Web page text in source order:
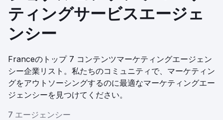
ティングサービスエージェ
ンシー
Franceのトップ 7 コンテンツマーケティングエージェン
シー企業リスト。私たちのコミュニティで、マーケティン
グをアウトソーシングするのに最適なマーケティングエー
ジェンシーを見つけてください。
7 エージェンシー